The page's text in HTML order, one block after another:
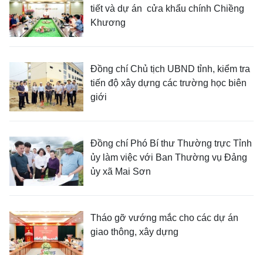
tiết và dự án cửa khẩu chính Chiềng
Khương
Đồng chí Chủ tịch UBND tỉnh, kiểm tra
tiến độ xây dựng các trường học biên
giới
Đồng chí Phó Bí thư Thường trực Tỉnh
ủy làm việc với Ban Thường vụ Đảng
ủy xã Mai Sơn
Tháo gỡ vướng mắc cho các dự án
giao thông, xây dựng